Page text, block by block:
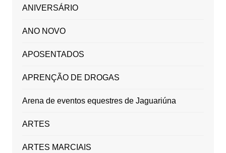
ANIVERSÁRIO
ANO NOVO
APOSENTADOS
APRENÇÃO DE DROGAS
Arena de eventos equestres de Jaguariúna
ARTES
ARTES MARCIAIS